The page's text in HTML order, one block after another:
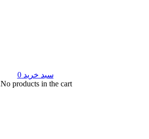
سبد خرید0
No products in the cart.